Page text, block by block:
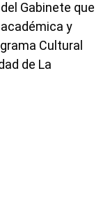
Gabinete que
y
Cultural
de La